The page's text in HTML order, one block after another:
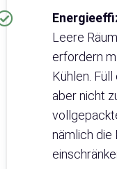
Leere
erfordern
Kühlen.
aber nicht
nämlich die